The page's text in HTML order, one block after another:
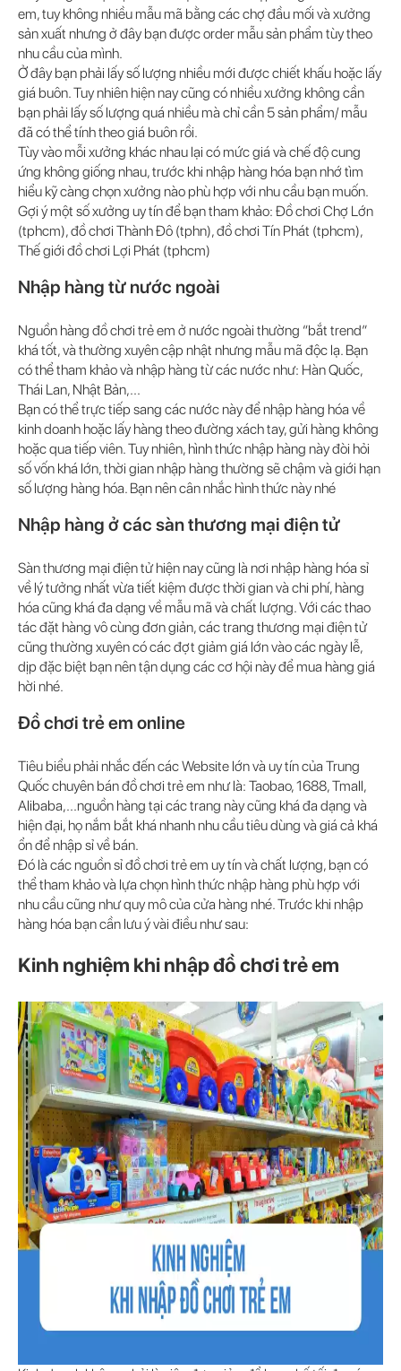
em, tuy không nhiều mẫu mã bằng các chợ đầu mối và xưởng
sản xuất nhưng ở đây bạn được order mẫu sản phẩm tùy theo
nhu cầu của mình.
Ở đây bạn phải lấy số lượng nhiều mới được chiết khấu hoặc lấy
giá buôn. Tuy nhiên hiện nay cũng có nhiều xưởng không cần
bạn phải lấy số lượng quá nhiều mà chỉ cần 5 sản phẩm/ mẫu
đã có thể tính theo giá buôn rồi.
Tùy vào mỗi xưởng khác nhau lại có mức giá và chế độ cung
ứng không giống nhau, trước khi nhập hàng hóa bạn nhớ tìm
hiểu kỹ càng chọn xưởng nào phù hợp với nhu cầu bạn muốn.
Gợi ý một số xưởng uy tín để bạn tham khảo: Đồ chơi Chợ Lớn
(tphcm), đồ chơi Thành Đô (tphn), đồ chơi Tín Phát (tphcm),
Thế giới đồ chơi Lợi Phát (tphcm)
Nhập hàng từ nước ngoài
Nguồn hàng đồ chơi trẻ em ở nước ngoài thường “bắt trend”
khá tốt, và thường xuyên cập nhật nhưng mẫu mã độc lạ. Bạn
có thể tham khảo và nhập hàng từ các nước như: Hàn Quốc,
Thái Lan, Nhật Bản,...
Bạn có thể trực tiếp sang các nước này để nhập hàng hóa về
kinh doanh hoặc lấy hàng theo đường xách tay, gửi hàng không
hoặc qua tiếp viên. Tuy nhiên, hình thức nhập hàng này đòi hỏi
số vốn khá lớn, thời gian nhập hàng thường sẽ chậm và giới hạn
số lượng hàng hóa. Bạn nên cân nhắc hình thức này nhé
Nhập hàng ở các sàn thương mại điện tử
Sàn thương mại điện tử hiện nay cũng là nơi nhập hàng hóa sỉ
về lý tưởng nhất vừa tiết kiệm được thời gian và chi phí, hàng
hóa cũng khá đa dạng về mẫu mã và chất lượng. Với các thao
tác đặt hàng vô cùng đơn giản, các trang thương mại điện tử
cũng thường xuyên có các đợt giảm giá lớn vào các ngày lễ,
dịp đặc biệt bạn nên tận dụng các cơ hội này để mua hàng giá
hời nhé.
Đồ chơi trẻ em online
Tiêu biểu phải nhắc đến các Website lớn và uy tín của Trung
Quốc chuyên bán đồ chơi trẻ em như là: Taobao, 1688, Tmall,
Alibaba,...nguồn hàng tại các trang này cũng khá đa dạng và
hiện đại, họ nắm bắt khá nhanh nhu cầu tiêu dùng và giá cả khá
ổn để nhập sỉ về bán.
Đó là các nguồn sỉ đồ chơi trẻ em uy tín và chất lượng, bạn có
thể tham khảo và lựa chọn hình thức nhập hàng phù hợp với
nhu cầu cũng như quy mô của cửa hàng nhé. Trước khi nhập
hàng hóa bạn cần lưu ý vài điều như sau:
Kinh nghiệm khi nhập đồ chơi trẻ em